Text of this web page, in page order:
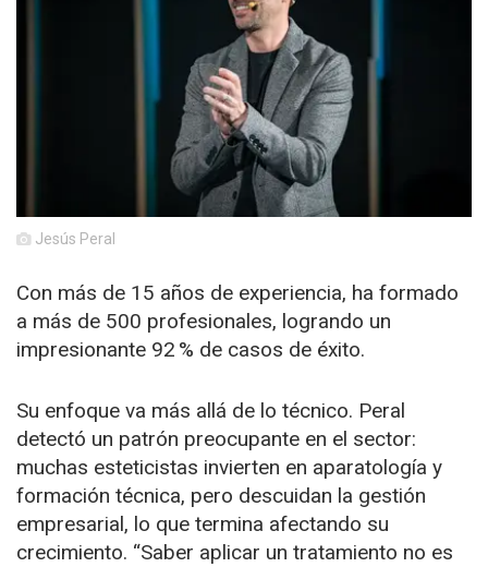
Jesús Peral
Con más de 15 años de experiencia, ha formado
a más de 500 profesionales, logrando un
impresionante 92 % de casos de éxito.
Su enfoque va más allá de lo técnico. Peral
detectó un patrón preocupante en el sector:
muchas esteticistas invierten en aparatología y
formación técnica, pero descuidan la gestión
empresarial, lo que termina afectando su
crecimiento. “Saber aplicar un tratamiento no es